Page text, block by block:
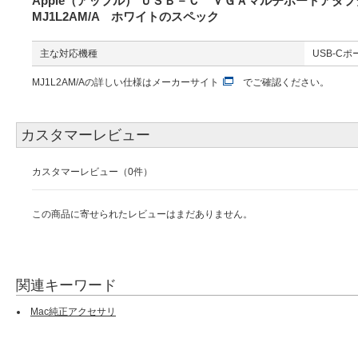
MJ1L2AM/A ホワイトのスペック
主な対応機種 USB-Cポ
MJ1L2AM/Aの詳しい仕様は メーカーサイト でご確認ください。
カスタマーレビュー
カスタマーレビュー（0件）
この商品に寄せられたレビューはまだありません。
関連キーワード
Mac純正アクセサリ